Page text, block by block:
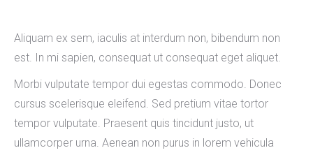
Aliquam ex sem, iaculis at interdum non, bibendum non
est. In mi sapien, consequat ut consequat eget aliquet.
Morbi vulputate tempor dui egestas commodo. Donec
cursus scelerisque eleifend. Sed pretium vitae tortor
tempor vulputate. Praesent quis tincidunt justo, ut
ullamcorper urna. Aenean non purus in lorem vehicula